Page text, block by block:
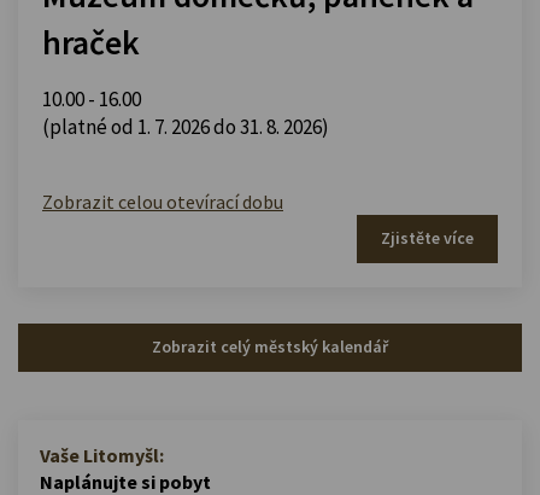
hraček
10.00 - 16.00
(platné od 1. 7. 2026 do 31. 8. 2026)
Zobrazit celou otevírací dobu
Zjistěte více
Zobrazit celý městský kalendář
Vaše Litomyšl:
Naplánujte si pobyt